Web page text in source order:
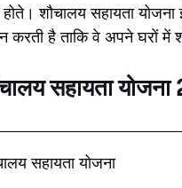
शौचालय सहायता
करती है ताकि वे अपने घरों में
सहायता
सहायता योजना